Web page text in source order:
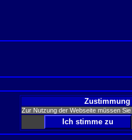
Zustimmung
Zur Nutzung der Webseite müssen